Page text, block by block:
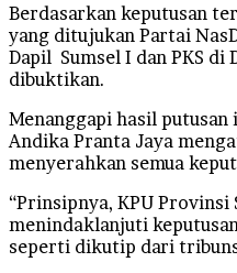
Berdasarkan keputusan
yang ditujukan Partai
Dapil Sumsel I dan PKS di
dibuktikan.
Menanggapi hasil putusan
Andika Pranta Jaya
menyerahkan semua
“Prinsipnya, KPU Provinsi
menindaklanjuti
seperti dikutip dari